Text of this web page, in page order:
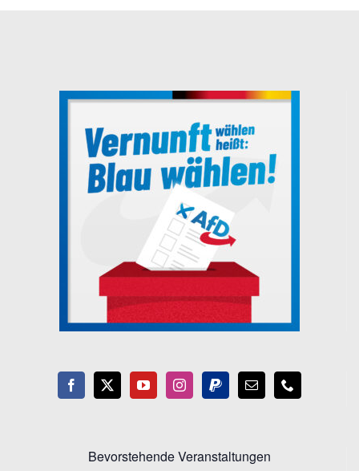
Bevorstehende Veranstaltungen